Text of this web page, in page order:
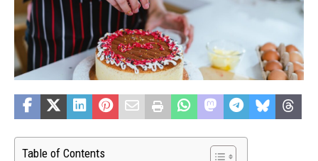
Table of Contents